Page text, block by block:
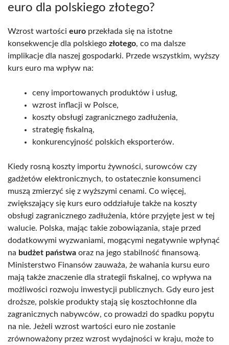
euro dla polskiego złotego?
Wzrost wartości euro przekłada się na istotne
konsekwencje dla polskiego złotego, co ma dalsze
implikacje dla naszej gospodarki. Przede wszystkim, wyższy
kurs euro ma wpływ na:
ceny importowanych produktów i usług,
wzrost inflacji w Polsce,
koszty obsługi zagranicznego zadłużenia,
strategię fiskalną,
konkurencyjność polskich eksporterów.
Kiedy rosną koszty importu żywności, surowców czy
gadżetów elektronicznych, to ostatecznie konsumenci
muszą zmierzyć się z wyższymi cenami. Co więcej,
zwiększający się kurs euro oddziałuje także na koszty
obsługi zagranicznego zadłużenia, które przyjęte jest w tej
walucie. Polska, mając takie zobowiązania, staje przed
dodatkowymi wyzwaniami, mogącymi negatywnie wpłynąć
na budżet państwa oraz na jego stabilność finansową.
Ministerstwo Finansów zauważa, że wahania kursu euro
mają także znaczenie dla strategii fiskalnej, co wpływa na
możliwości rozwoju inwestycji publicznych. Gdy euro jest
droższe, polskie produkty stają się kosztochłonne dla
zagranicznych nabywców, co prowadzi do spadku popytu
na nie. Jeżeli wzrost wartości euro nie zostanie
zrównoważony przez wzrost wydajności w kraju, może to